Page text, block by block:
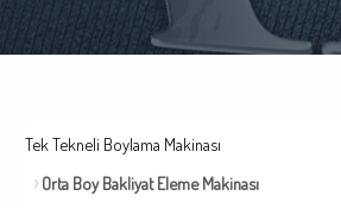
Tek Tekneli Boylama Makinası
Orta Boy Bakliyat Eleme Makinası